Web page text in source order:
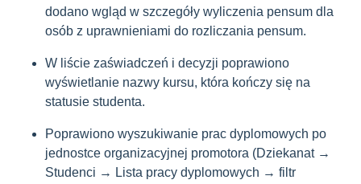
dodano wgląd w szczegóły wyliczenia pensum dla
osób z uprawnieniami do rozliczania pensum.
W liście zaświadczeń i decyzji poprawiono
wyświetlanie nazwy kursu, która kończy się na
statusie studenta.
Poprawiono wyszukiwanie prac dyplomowych po
jednostce organizacyjnej promotora (Dziekanat →
Studenci → Lista pracy dyplomowych → filtr